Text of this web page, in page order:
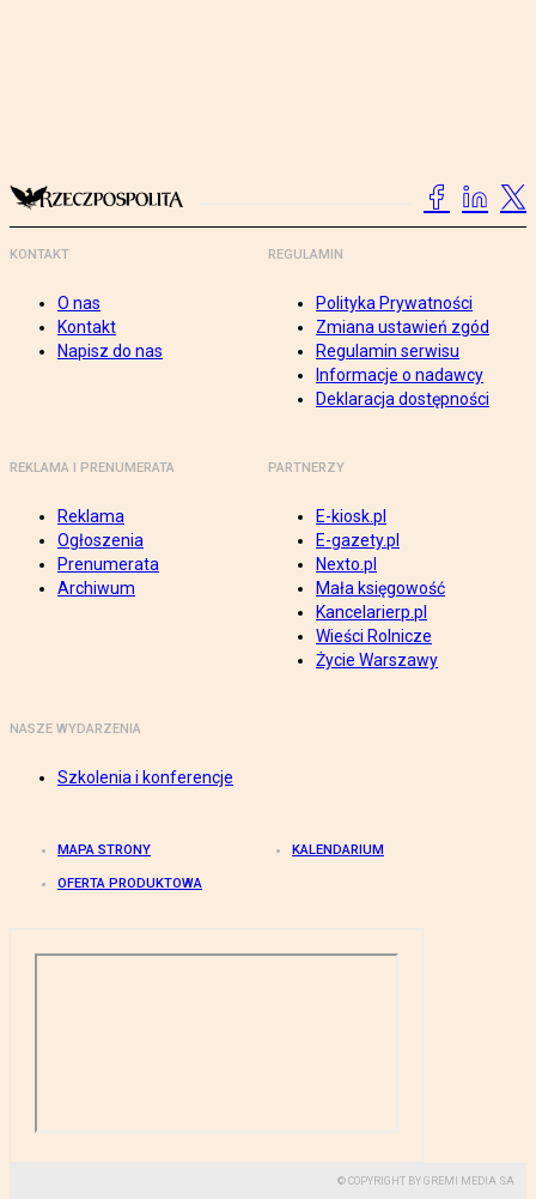
KONTAKT
O nas
Kontakt
Napisz do nas
REGULAMIN
Polityka Prywatności
Zmiana ustawień zgód
Regulamin serwisu
Informacje o nadawcy
Deklaracja dostępności
REKLAMA I PRENUMERATA
Reklama
Ogłoszenia
Prenumerata
Archiwum
PARTNERZY
E-kiosk.pl
E-gazety.pl
Nexto.pl
Mała księgowość
Kancelarierp.pl
Wieści Rolnicze
Życie Warszawy
NASZE WYDARZENIA
Szkolenia i konferencje
MAPA STRONY KALENDARIUM
OFERTA PRODUKTOWA
© COPYRIGHT BY GREMI MEDIA SA